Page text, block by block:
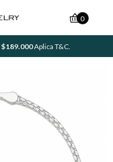
$189.000Aplica T&C.
0